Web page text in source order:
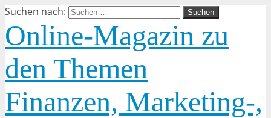
Suchen nach:
Online-Magazin zu
den Themen
Finanzen, Marketing-,